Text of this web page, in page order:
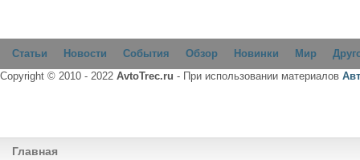
Статьи Новости События Обзор Новинки Мир
Copyright © 2010 - 2022 AvtoTrec.ru - При использовании материалов
Главная